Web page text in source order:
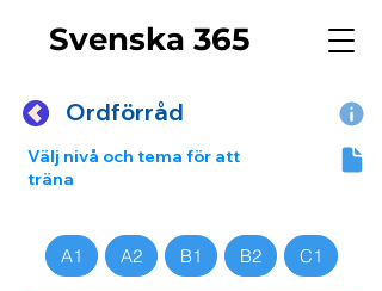
Svenska 365
Ordförråd
Välj nivå och tema för att
träna
A1 A2 B1 B2 C1